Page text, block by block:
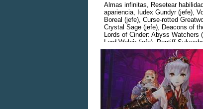
Almas infinitas, Resetear
apariencia, Iudex Gundyr (jefe),
Boreal (jefe), Curse-rotted
Crystal Sage (jefe), Deacons of
Lords of Cinder: Abyss Watchers
Lord Wolnir (jefe), Pontiff
Demon King (jefe), Lord of
Giant (jefe), Lord of Cinder:
Gods (jefe), Dancer of the Boreal
Oceiros, the Consumed King
Cinder (jefe final), Dragonslayer
Champion Gundyr (jefe), Ancient
The Nameless King (jefe), Lord of
Younger Prince & Lorian Elder